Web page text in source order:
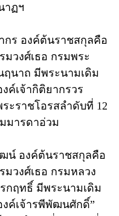
าฏฯ
องค์ต้นราชสกุลคือ
มวงศ์เธอ กรมพระ
ฤนาถ มีพระนามเดิม
งค์เจ้ากิติยากรวร
ะราชโอรสลำดับที่ 12
มารดาอ่วม
องค์ต้นราชสกุลคือ
มวงศ์เธอ กรมหลวง
กฤทธิ์ มีพระนามเดิม
งค์เจ้ารพีพัฒนศักดิ์”